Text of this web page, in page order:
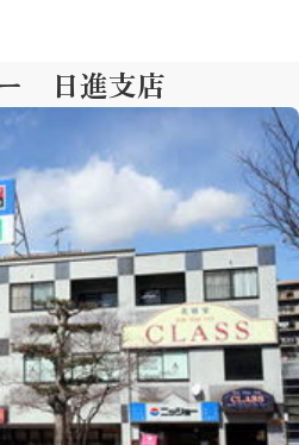
お気に入り
最近見た物件
関東
中国・四国
す
日進支店